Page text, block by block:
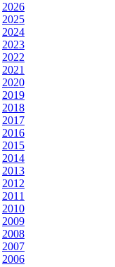
2026
2025
2024
2023
2022
2021
2020
2019
2018
2017
2016
2015
2014
2013
2012
2011
2010
2009
2008
2007
2006